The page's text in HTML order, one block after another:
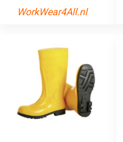
WorkWear4All.nl